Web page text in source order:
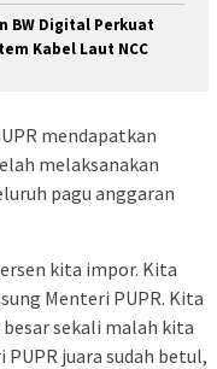
BW Digital Perkuat
Kabel Laut NCC
mendapatkan
melaksanakan
pagu anggaran
kita impor. Kita
Menteri PUPR. Kita
sekali malah kita
juara sudah betul,